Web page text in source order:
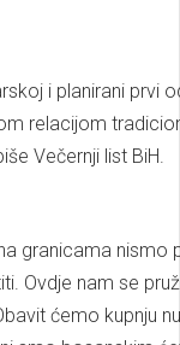
i planirani prvi
relacijom
Večernji list BiH.
granicama nismo
Ovdje nam se
ćemo kupnju